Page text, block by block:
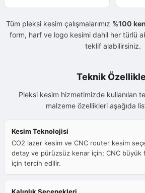
Tüm pleksi kesim çalışmalarımız %100
form, harf ve logo kesimi dahil her türlü
teklif alabilirsiniz.
Teknik
Pleksi kesim hizmetimizde kullanılan
malzeme özellikleri aşağıda
Kesim Teknolojisi
CO2 lazer kesim ve CNC router kesim
detay ve pürüzsüz kenar için; CNC
için tercih edilir.